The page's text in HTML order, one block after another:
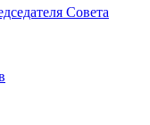
Совета